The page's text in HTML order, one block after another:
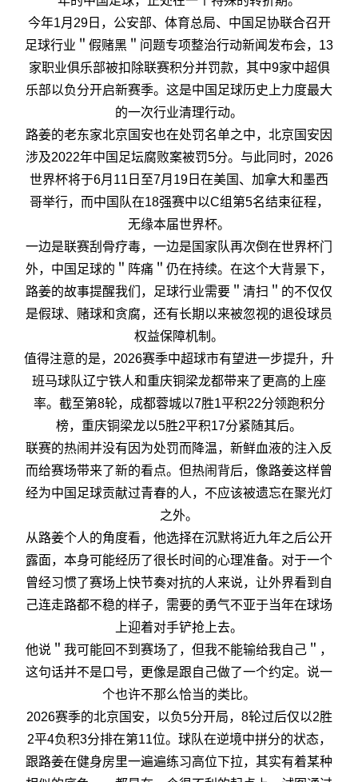
今年1月29日，公安部、体育总局、中国足协联合召开
足球行业＂假赌黑＂问题专项整治行动新闻发布会，13
家职业俱乐部被扣除联赛积分并罚款，其中9家中超俱
乐部以负分开启新赛季。这是中国足球历史上力度最大
的一次行业清理行动。
路姜的老东家北京国安也在处罚名单之中，北京国安因
涉及2022年中国足坛腐败案被罚5分。与此同时，2026
世界杯将于6月11日至7月19日在美国、加拿大和墨西
哥举行，而中国队在18强赛中以C组第5名结束征程，
无缘本届世界杯。
一边是联赛刮骨疗毒，一边是国家队再次倒在世界杯门
外，中国足球的＂阵痛＂仍在持续。在这个大背景下，
路姜的故事提醒我们，足球行业需要＂清扫＂的不仅仅
是假球、赌球和贪腐，还有长期以来被忽视的退役球员
权益保障机制。
值得注意的是，2026赛季中超球市有望进一步提升，升
班马球队辽宁铁人和重庆铜梁龙都带来了更高的上座
率。截至第8轮，成都蓉城以7胜1平积22分领跑积分
榜，重庆铜梁龙以5胜2平积17分紧随其后。
联赛的热闹并没有因为处罚而降温，新鲜血液的注入反
而给赛场带来了新的看点。但热闹背后，像路姜这样曾
经为中国足球贡献过青春的人，不应该被遗忘在聚光灯
之外。
从路姜个人的角度看，他选择在沉默将近九年之后公开
露面，本身可能经历了很长时间的心理准备。对于一个
曾经习惯了赛场上快节奏对抗的人来说，让外界看到自
己连走路都不稳的样子，需要的勇气不亚于当年在球场
上迎着对手铲抢上去。
他说＂我可能回不到赛场了，但我不能输给我自己＂，
这句话并不是口号，更像是跟自己做了一个约定。说一
个也许不那么恰当的类比。
2026赛季的北京国安，以负5分开局，8轮过后仅以2胜
2平4负积3分排在第11位。球队在逆境中拼分的状态，
跟路姜在健身房里一遍遍练习高位下拉，其实有着某种